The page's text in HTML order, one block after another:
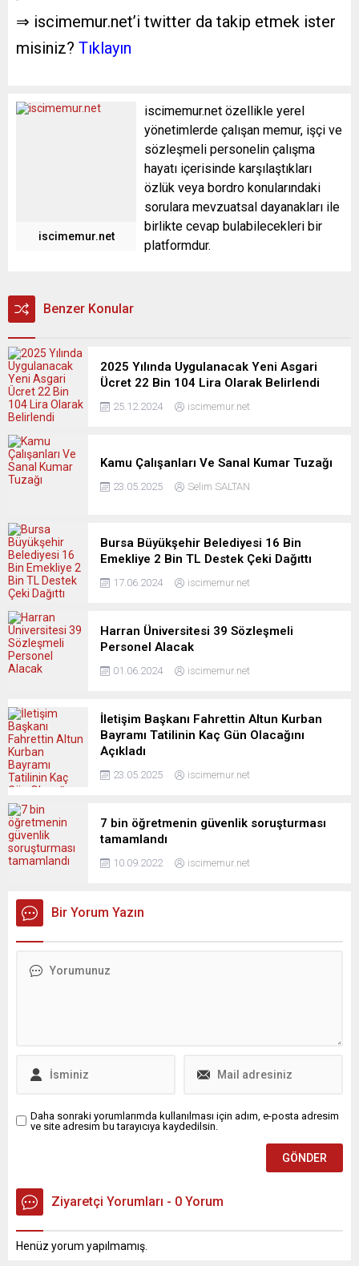
⇒ iscimemur.net’i twitter da takip etmek ister
misiniz? Tıklayın
iscimemur.net
iscimemur.net özellikle yerel
yönetimlerde çalışan memur, işçi ve
sözleşmeli personelin çalışma
hayatı içerisinde karşılaştıkları
özlük veya bordro konularındaki
sorulara mevzuatsal dayanakları ile
birlikte cevap bulabilecekleri bir
platformdur.
Benzer Konular
2025 Yılında Uygulanacak Yeni Asgari
Ücret 22 Bin 104 Lira Olarak Belirlendi
25.12.2024 iscimemur.net
Kamu Çalışanları Ve Sanal Kumar Tuzağı
23.05.2025 Selim SALTAN
Bursa Büyükşehir Belediyesi 16 Bin
Emekliye 2 Bin TL Destek Çeki Dağıttı
17.06.2024 iscimemur.net
Harran Üniversitesi 39 Sözleşmeli
Personel Alacak
01.06.2024 iscimemur.net
İletişim Başkanı Fahrettin Altun Kurban
Bayramı Tatilinin Kaç Gün Olacağını
Açıkladı
23.05.2025 iscimemur.net
7 bin öğretmenin güvenlik soruşturması
tamamlandı
10.09.2022 iscimemur.net
Bir Yorum Yazın
Daha sonraki yorumlarımda kullanılması için adım, e-posta adresim
ve site adresim bu tarayıcıya kaydedilsin.
Ziyaretçi Yorumları - 0 Yorum
Henüz yorum yapılmamış.